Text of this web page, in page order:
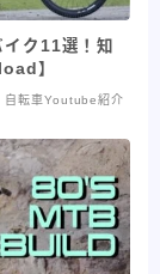
ク11選！知
】
自転車Youtube紹介